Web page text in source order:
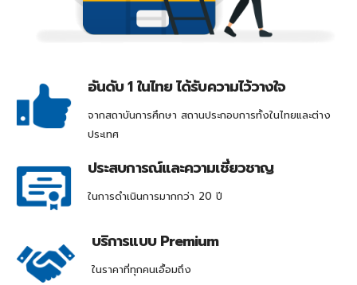
อันดับ 1 ในไทย ได้รับความไว้วางใจ
จากสถาบันการศึกษา สถานประกอบการทั้งในไทยและต่าง
ประเทศ
ประสบการณ์และความเชี่ยวชาญ
ในการดำเนินการมากกว่า 20 ปี
บริการแบบ Premium
ในราคาที่ทุกคนเอื้อมถึง